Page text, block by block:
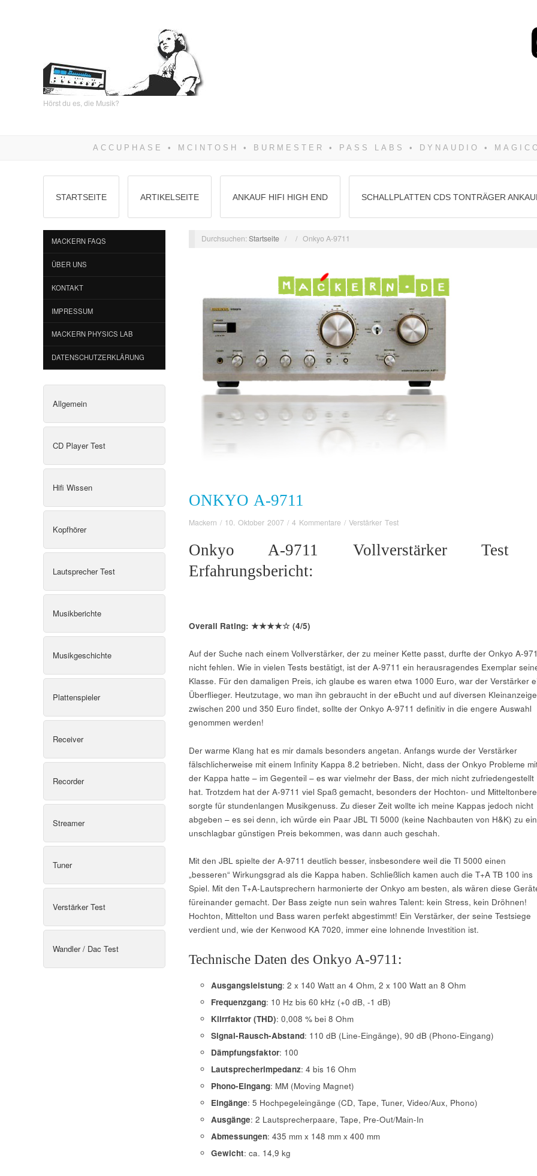
Hörst du es, die Musik?
STARTSEITE ARTIKELSEITE ANKAUF HIFI HIGH END SCHALLPLATTEN CDS TONTRÄGER
MACKERN FAQS
ÜBER UNS
KONTAKT
IMPRESSUM
MACKERN PHYSICS LAB
DATENSCHUTZERKLÄRUNG
Allgemein
CD Player Test
Hifi Wissen
Kopfhörer
Lautsprecher Test
Musikberichte
Musikgeschichte
Plattenspieler
Receiver
Recorder
Streamer
Tuner
Verstärker Test
Wandler / Dac Test
Durchsuchen:Startseite / / Onkyo A-9711
ONKYO A-9711
Mackern / 10. Oktober 2007/ 4 Kommentare / Verstärker Test
Onkyo A-9711 Vollverstärker
Erfahrungsbericht:
Overall Rating: ★★★★☆(4/5)
Auf der Suche nach einem Vollverstärker, der zu meiner Kette passt, durfte der Onkyo A-
nicht fehlen. Wie in vielen Tests bestätigt, ist der A-9711 ein herausragendes Exemplar
Klasse. Für den damaligen Preis, ich glaube es waren etwa 1000 Euro, war der Verstärker
Überflieger. Heutzutage, wo man ihn gebraucht in der eBucht und auf diversen
zwischen 200 und 350 Euro findet, sollte der Onkyo A-9711 definitiv in die engere Auswahl
genommen werden!
Der warme Klang hat es mir damals besonders angetan. Anfangs wurde der Verstärker
fälschlicherweise mit einem Infinity Kappa 8.2 betrieben. Nicht, dass der Onkyo Probleme
der Kappa hatte – im Gegenteil – es war vielmehr der Bass, der mich nicht zufriedengestellt
hat. Trotzdem hat der A-9711 viel Spaß gemacht, besonders der Hochton- und
sorgte für stundenlangen Musikgenuss. Zu dieser Zeit wollte ich meine Kappas jedoch nicht
abgeben – es sei denn, ich würde ein Paar JBL TI 5000 (keine Nachbauten von H&K) zu
unschlagbar günstigen Preis bekommen, was dann auch geschah.
Mit den JBL spielte der A-9711 deutlich besser, insbesondere weil die TI 5000 einen
„besseren“ Wirkungsgrad als die Kappa haben. Schließlich kamen auch die T+A TB 100 ins
Spiel. Mit den T+A-Lautsprechern harmonierte der Onkyo am besten, als wären diese
füreinander gemacht. Der Bass zeigte nun sein wahres Talent: kein Stress, kein Dröhnen!
Hochton, Mittelton und Bass waren perfekt abgestimmt! Ein Verstärker, der seine Testsiege
verdient und, wie der Kenwood KA 7020, immer eine lohnende Investition ist.
Technische Daten des Onkyo A-9711:
Ausgangsleistung: 2 x 140 Watt an 4 Ohm, 2 x 100 Watt an 8 Ohm
Frequenzgang: 10 Hz bis 60 kHz (+0 dB, -1 dB)
Klirrfaktor (THD): 0,008 % bei 8 Ohm
Signal-Rausch-Abstand: 110 dB (Line-Eingänge), 90 dB (Phono-Eingang)
Dämpfungsfaktor: 100
Lautsprecherimpedanz: 4 bis 16 Ohm
Phono-Eingang: MM (Moving Magnet)
Eingänge: 5 Hochpegeleingänge (CD, Tape, Tuner, Video/Aux, Phono)
Ausgänge: 2 Lautsprecherpaare, Tape, Pre-Out/Main-In
Abmessungen: 435 mm x 148 mm x 400 mm
Gewicht: ca. 14,9 kg